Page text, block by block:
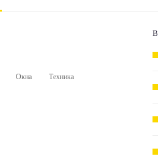
Окна Техника